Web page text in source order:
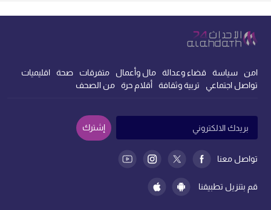
امن سياسة قضاء وعدالة مال وأعمال متفرقات صحة
اقليميات
تواصل اجتماعي
تربية وثقافة أقلام حرة من الصحف
قم بتنزيل تطبيقنا
تواصل معنا
إشترك